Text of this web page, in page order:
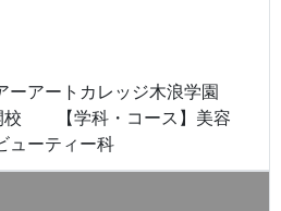
アートカレッジ木浪学園
校 【学科・コース】美容
ューティー科